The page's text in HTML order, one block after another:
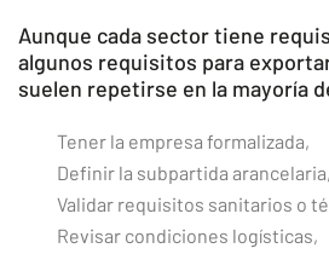
Aunque cada sector tiene
algunos requisitos para
suelen repetirse en la mayoría
Tener la empresa formalizada,
Definir la subpartida arancelaria,
Validar requisitos sanitarios o
Revisar condiciones logísticas,